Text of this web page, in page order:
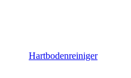
Hartbodenreiniger